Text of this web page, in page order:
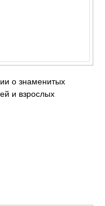
о знаменитых
и взрослых